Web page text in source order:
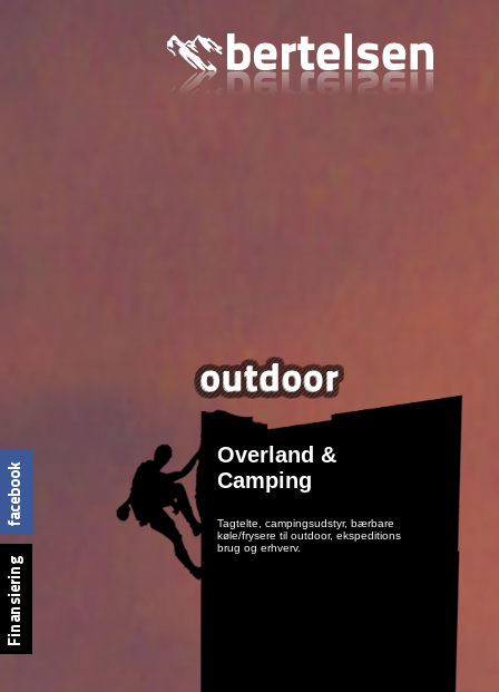
Overland &
Camping
Tagtelte, campingsudstyr, bærbare
køle/frysere til outdoor, ekspeditions
brug og erhverv.